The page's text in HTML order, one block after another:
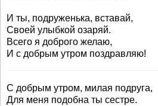
И ты, подруженька, вставай,
Своей улыбкой озаряй.
Всего я доброго желаю,
И с добрым утром поздравляю!
С добрым утром, милая подруга,
Для меня подобна ты сестре.